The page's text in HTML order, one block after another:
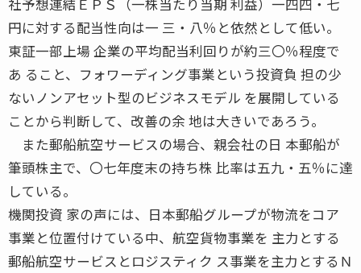
円に対する配当性向は一 三・八％と依然として低い。
東証一部上場 企業の平均配当利回りが約三〇％程度で
あ ること、フォワーディング事業という投資負 担の少
ないノンアセット型のビジネスモデル を展開している
ことから判断して、改善の余 地は大きいであろう。
また郵船航空サービスの場合、親会社の日 本郵船が
筆頭株主で、〇七年度末の持ち株 比率は五九・五％に達
している。
機関投資 家の声には、日本郵船グループが物流をコア
事業と位置付けている中、航空貨物事業を 主力とする
郵船航空サービスとロジスティク ス事業を主力とするＮ